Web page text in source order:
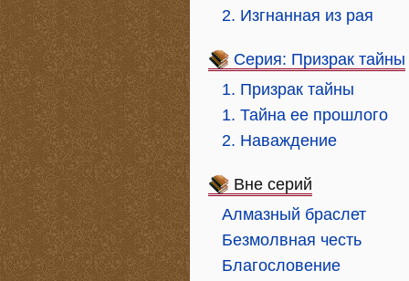
2. Изгнанная из рая
Серия: Призрак тайны
1. Призрак тайны
1. Тайна ее прошлого
2. Наваждение
Вне серий
Алмазный браслет
Безмолвная честь
Благословение